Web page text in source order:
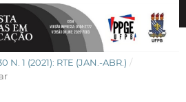
N. 1 (2021): RTE (JAN.-ABR.) /